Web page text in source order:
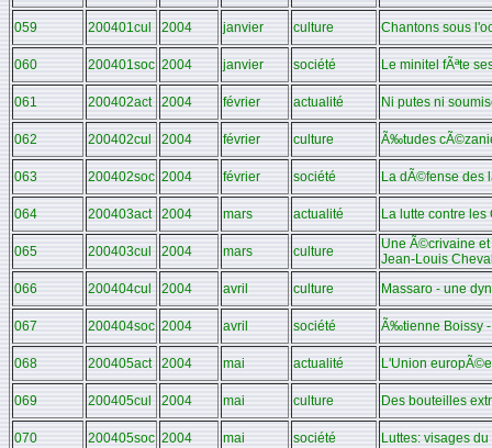
059 200401cul 2004 janvier culture Chantons sous
060 200401soc 2004 janvier société Le minitel fÃªte
061 200402act 2004 février actualité Ni putes ni
062 200402cul 2004 février culture Ã‰tudes
063 200402soc 2004 février société La dÃ©fense des
064 200403act 2004 mars actualité La lutte contre
065 200403cul 2004 mars culture
Une Ã©crivaine et
Jean-Louis
066
200404cul 2004 avril culture Massaro - une
067 200404soc 2004 avril société Ã‰tienne Boissy
068 200405act 2004 mai actualité L'Union
069 200405cul 2004 mai culture Des bouteilles
070 200405soc 2004 mai société Luttes: visages